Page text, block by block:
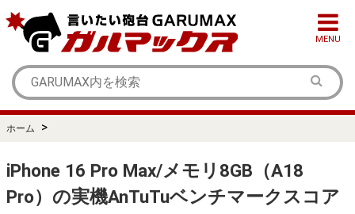
MENU
ホーム >
iPhone 16 Pro Max/メモリ8GB（A18
Pro）の実機AnTuTuベンチマークスコア